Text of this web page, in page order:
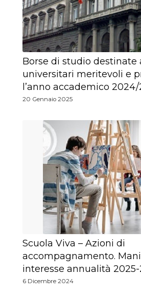
Borse di studio destinate
universitari meritevoli e
l’anno accademico
20 Gennaio 2025
Scuola Viva – Azioni di
accompagnamento.
interesse annualità
6 Dicembre 2024